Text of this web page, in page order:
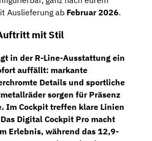
Auslieferung ab Februar 2026.
mit Stil
in der R-Line-Ausstattung ein
auffällt: markante
Details und sportliche
sorgen für Präsenz
Im Cockpit treffen klare Linien
Digital Cockpit Pro macht
Erlebnis, während das 12,9-